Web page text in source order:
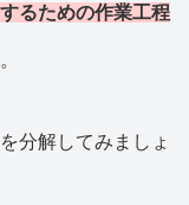
るための作業工程
分解してみましょ